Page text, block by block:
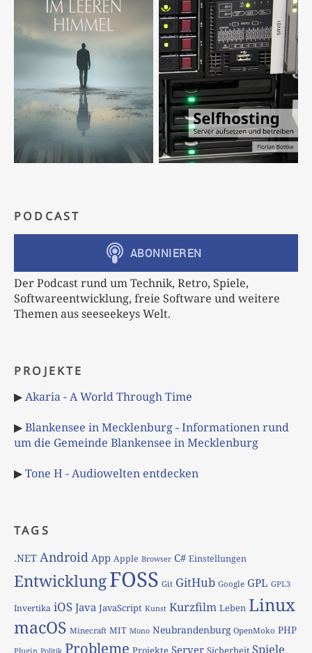
PODCAST
Der Podcast rund um Technik, Retro, Spiele,
Softwareentwicklung, freie Software und weitere
Themen aus seeseekeys Welt.
PROJEKTE
▶Akaria - A World Through Time
▶Blankensee in Mecklenburg - Informationen rund
um die Gemeinde Blankensee in Mecklenburg
▶Tone H - Audiowelten entdecken
TAGS
.NET Android App Apple Browser C# Einstellungen
EntwicklungFOSS Git GitHub Google GPL GPL3
Invertika iOS Java JavaScript Kunst Kurzfilm Leben Linux
macOS Minecraft MIT Mono Neubrandenburg OpenMoko PHP
Plugin Politik Probleme Projekte Server Sicherheit Spiele